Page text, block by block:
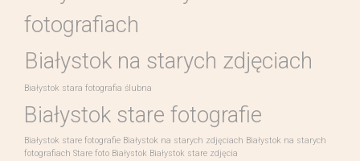
fotografiach
Białystok na starych zdjęciach
Białystok stara fotografia ślubna
Białystok stare fotografie
Białystok stare fotografie Białystok na starych zdjęciach Białystok na starych
fotografiach Stare foto Białystok Białystok stare zdjęcia